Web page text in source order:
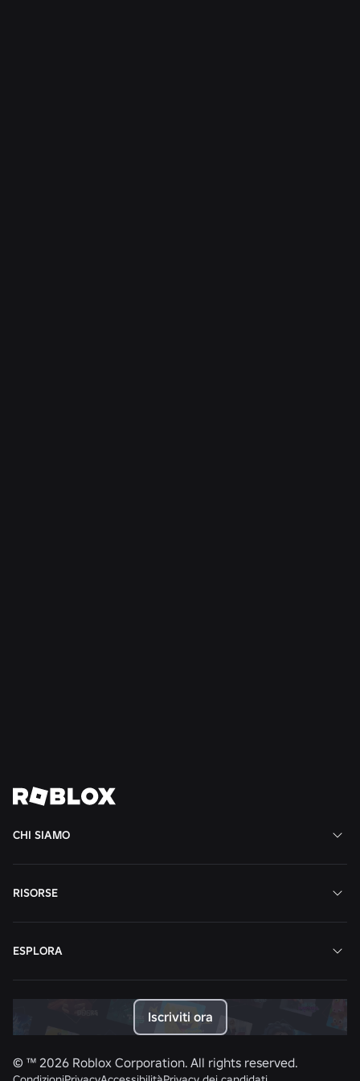
CHI SIAMO
RISORSE
ESPLORA
Iscriviti ora
© ™ 2026 Roblox Corporation. All rights reserved.